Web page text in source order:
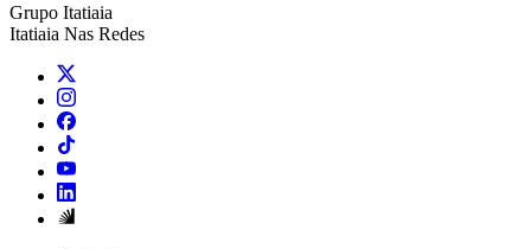
Grupo Itatiaia
Itatiaia Nas Redes